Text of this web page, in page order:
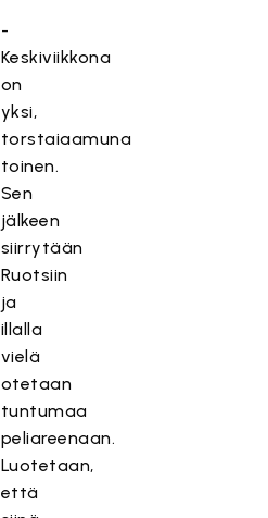
-
Keskiviikkona
on
yksi,
torstaiaamuna
toinen.
Sen
jälkeen
siirrytään
Ruotsiin
ja
illalla
vielä
otetaan
tuntumaa
peliareenaan.
Luotetaan,
että